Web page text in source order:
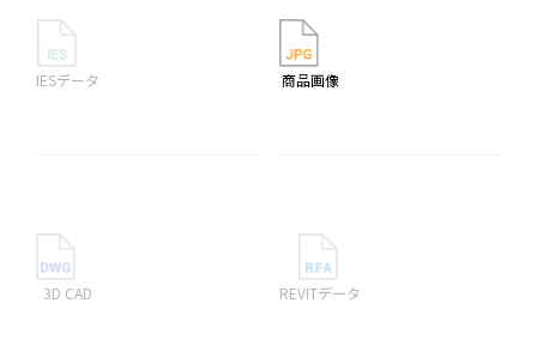
IESデータ 商品画像
3D CAD REVITデータ